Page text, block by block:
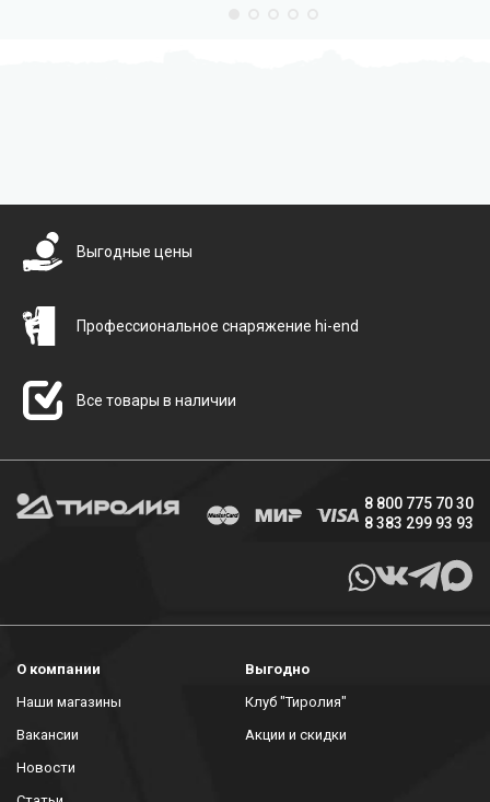
Выгодные цены
Профессиональное снаряжение hi-end
Все товары в наличии
8 800 775 70 30
8 383 299 93 93
О компании
Наши магазины
Вакансии
Новости
Выгодно
Клуб "Тиролия"
Акции и скидки